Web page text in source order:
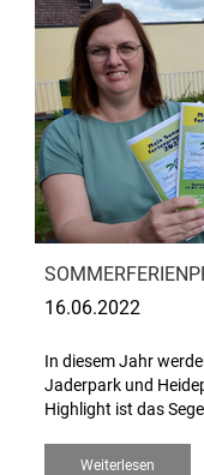
16.06.2022
In diesem Jahr
Jaderpark und
Highlight ist das
Weiterlesen